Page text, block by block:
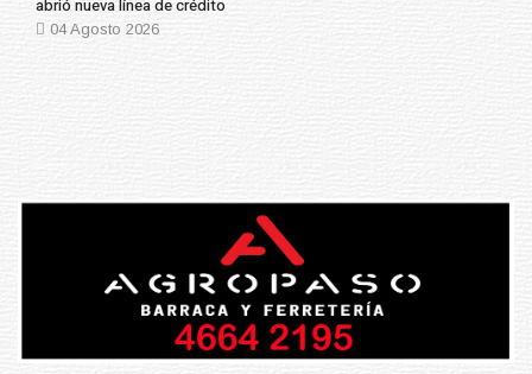
abrió nueva línea de crédito
04 Agosto 2026